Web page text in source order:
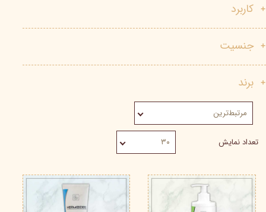
کاربرد
جنسیت
برند
مرتبط‌ترین
تعداد نمایش ۳۰